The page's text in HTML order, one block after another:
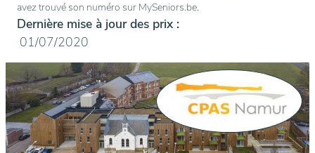
avez trouvé son numéro sur MySeniors.be.
Dernière mise à jour des prix :
01/07/2020